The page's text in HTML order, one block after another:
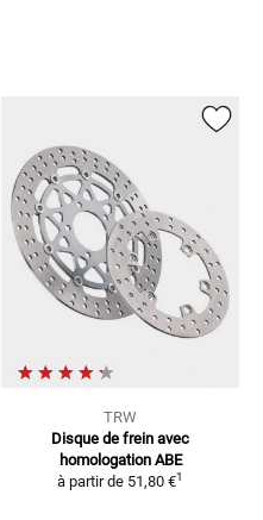
TRW
Disque de frein avec
homologation ABE
à partir de 51,80 €1